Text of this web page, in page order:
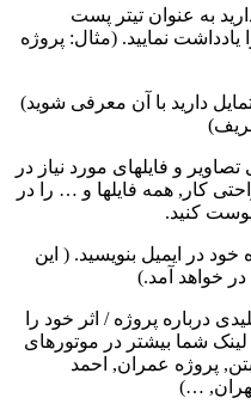
به عنوان تیتر پست
نمایید. (مثال: پروژه
دارید با آن معرفی شوید)
و فایلهای مورد نیاز در
کار, همه فایلها و … را در
کنید.
در ایمیل بنویسید. ( این
خواهد آمد.)
درباره پروژه / اثر خود را
لینک شما بیشتر در موتورهای
پروژه عمران, احمد
…)